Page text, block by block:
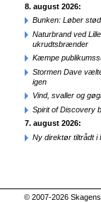
8. august 2026:
Bunken: Løber
Naturbrand ved
ukrudtsbrænder
Kæmpe
Stormen Dave
igen
Vind, svaller og
Spirit of Discovery
7. august 2026:
Ny direktør tiltrådt i
© 2007-2026